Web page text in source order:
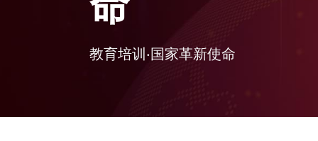
教育培训·国家革新使命